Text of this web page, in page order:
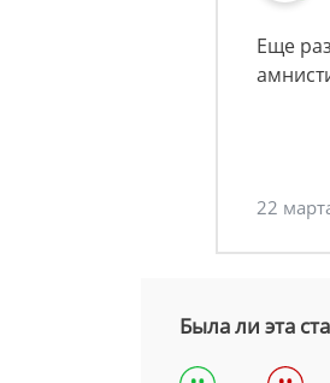
Еще
22
Была ли эта